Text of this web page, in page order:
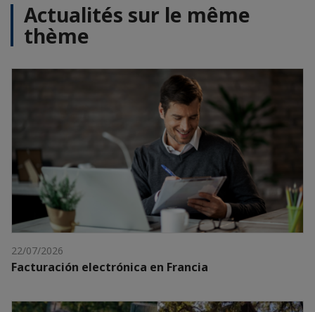
Actualités sur le même
thème
22/07/2026
Facturación electrónica en Francia